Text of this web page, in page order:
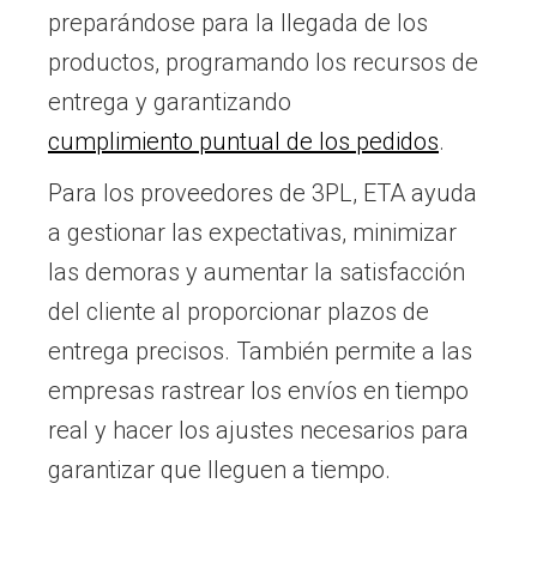
preparándose para la llegada de los
productos, programando los recursos de
entrega y garantizando
cumplimiento puntual de los pedidos.
Para los proveedores de 3PL, ETA ayuda
a gestionar las expectativas, minimizar
las demoras y aumentar la satisfacción
del cliente al proporcionar plazos de
entrega precisos. También permite a las
empresas rastrear los envíos en tiempo
real y hacer los ajustes necesarios para
garantizar que lleguen a tiempo.